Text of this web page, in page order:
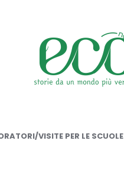
VISITE PER LE SCUOLE